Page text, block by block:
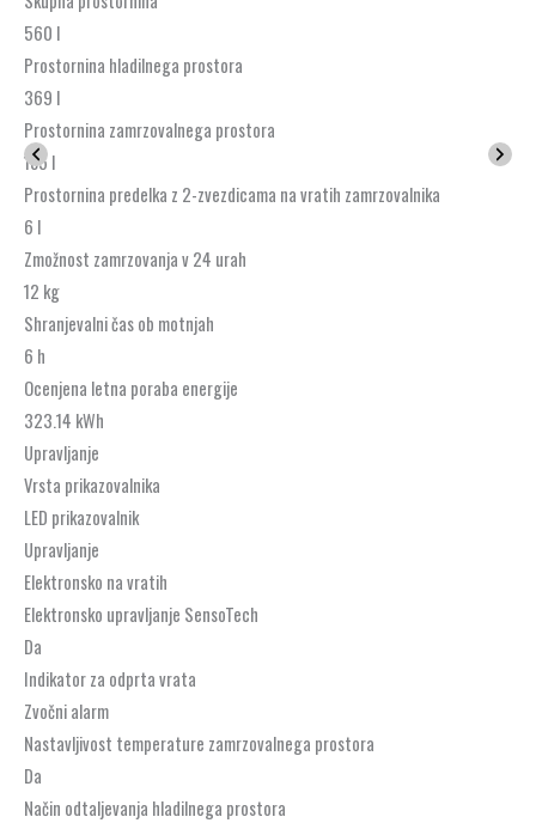
560 l
Prostornina hladilnega prostora
369 l
Prostornina zamrzovalnega prostora
185 l
Prostornina predelka z 2-zvezdicama na vratih zamrzovalnika
6 l
Zmožnost zamrzovanja v 24 urah
12 kg
Shranjevalni čas ob motnjah
6 h
Ocenjena letna poraba energije
323.14 kWh
Upravljanje
Vrsta prikazovalnika
LED prikazovalnik
Upravljanje
Elektronsko na vratih
Elektronsko upravljanje SensoTech
Da
Indikator za odprta vrata
Zvočni alarm
Nastavljivost temperature zamrzovalnega prostora
Da
Način odtaljevanja hladilnega prostora